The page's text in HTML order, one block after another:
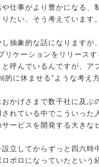
や仕事がより豊かになる、
たい、そう考えています。
抽象的な話になりますが
リケーションをリリース
呼んでいるんですが、ア
的に休ませる”ような考え
かげさまで数千社に及ぶ
れている中でこういった
ービスを開発する大きな
立してからずっと四六時
ボロになっていたという